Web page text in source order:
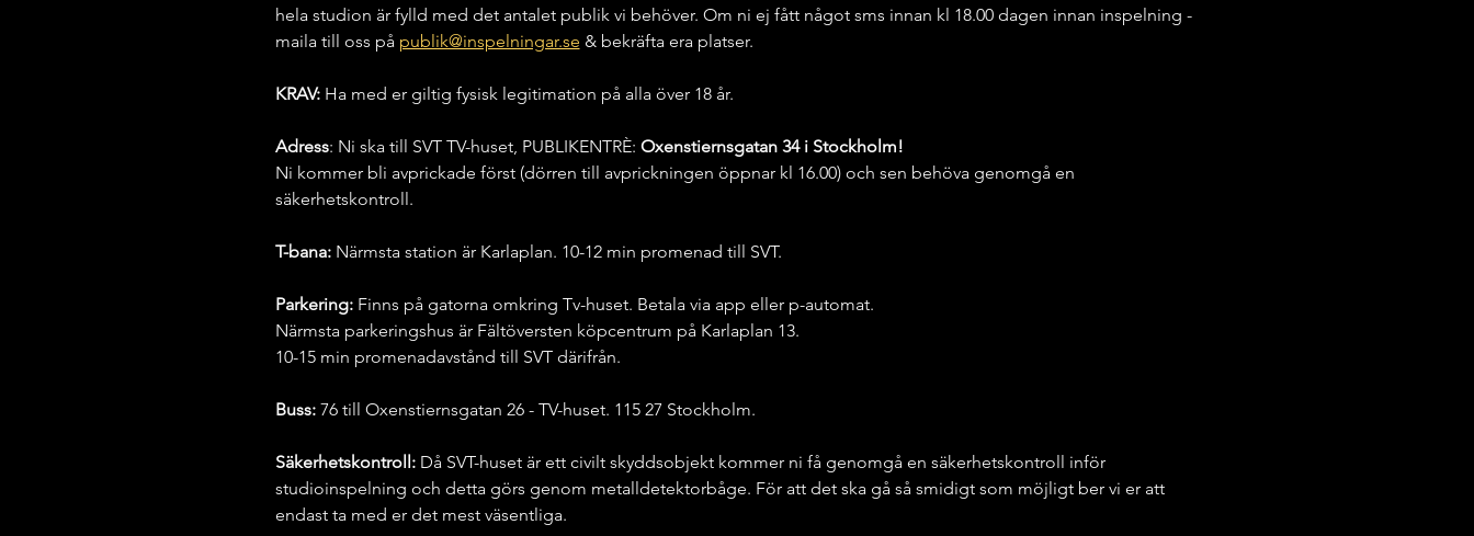
hela studion är fylld med det antalet publik vi behöver. Om ni ej fått något sms innan kl 18.00 dagen innan inspelning -
maila till oss på publik@inspelningar.se & bekräfta era platser.
KRAV: Ha med er giltig fysisk legitimation på alla över 18 år.
Adress: Ni ska till SVT TV-huset, PUBLIKENTRÈ: Oxenstiernsgatan 34 i Stockholm!
Ni kommer bli avprickade först (dörren till avprickningen öppnar kl 16.00) och sen behöva genomgå en
säkerhetskontroll.
T-bana: Närmsta station är Karlaplan. 10-12 min promenad till SVT.
Parkering: Finns på gatorna omkring Tv-huset. Betala via app eller p-automat.
Närmsta parkeringshus är Fältöversten köpcentrum på Karlaplan 13.
10-15 min promenadavstånd till SVT därifrån.
Buss: 76 till Oxenstiernsgatan 26 - TV-huset. 115 27 Stockholm.
Säkerhetskontroll: Då SVT-huset är ett civilt skyddsobjekt kommer ni få genomgå en säkerhetskontroll inför
studioinspelning och detta görs genom metalldetektorbåge. För att det ska gå så smidigt som möjligt ber vi er att
endast ta med er det mest väsentliga.